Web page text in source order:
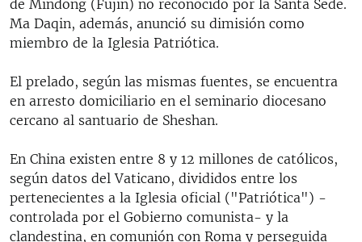
de Mindong (Fujin) no reconocido por la Santa Sede.
Ma Daqin, además, anunció su dimisión como
miembro de la Iglesia Patriótica.
El prelado, según las mismas fuentes, se encuentra
en arresto domiciliario en el seminario diocesano
cercano al santuario de Sheshan.
En China existen entre 8 y 12 millones de católicos,
según datos del Vaticano, divididos entre los
pertenecientes a la Iglesia oficial ("Patriótica") -
controlada por el Gobierno comunista- y la
clandestina, en comunión con Roma y perseguida